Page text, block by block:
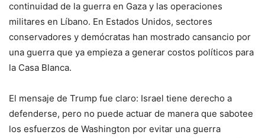
continuidad de la guerra en Gaza y las operaciones
militares en Líbano. En Estados Unidos, sectores
conservadores y demócratas han mostrado cansancio por
una guerra que ya empieza a generar costos políticos para
la Casa Blanca.
El mensaje de Trump fue claro: Israel tiene derecho a
defenderse, pero no puede actuar de manera que sabotee
los esfuerzos de Washington por evitar una guerra